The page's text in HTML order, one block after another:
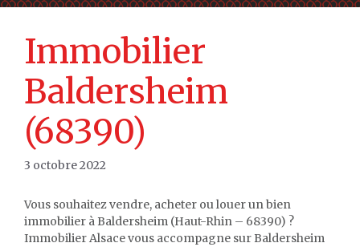
Immobilier
Baldersheim
(68390)
3 octobre 2022
Vous souhaitez vendre, acheter ou louer un bien
immobilier à Baldersheim (Haut-Rhin – 68390) ?
Immobilier Alsace vous accompagne sur Baldersheim